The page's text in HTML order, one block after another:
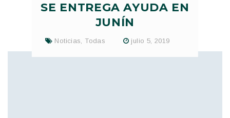
SE ENTREGA AYUDA EN
JUNÍN
Noticias Todas julio 5, 2019